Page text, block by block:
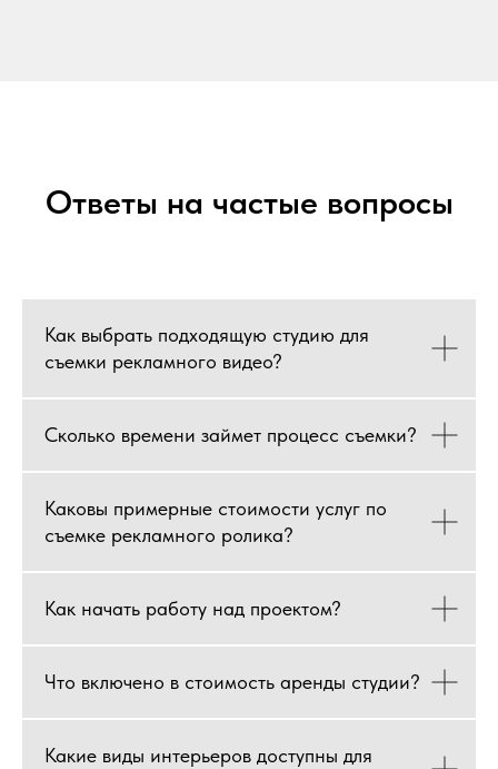
Ответы на частые вопросы
Как выбрать подходящую студию для
съемки рекламного видео?
Сколько времени займет процесс съемки?
Каковы примерные стоимости услуг по
съемке рекламного ролика?
Как начать работу над проектом?
Что включено в стоимость аренды студии?
Какие виды интерьеров доступны для